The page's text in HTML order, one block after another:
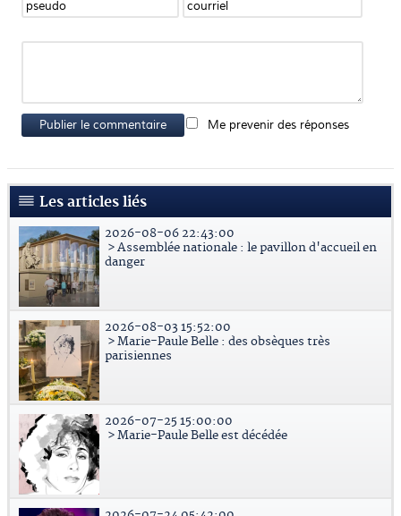
Publier le commentaire Me prevenir des réponses
Les articles liés
2026-08-06 22:43:00
> Assemblée nationale : le pavillon d'accueil en
danger
2026-08-03 15:52:00
> Marie-Paule Belle : des obsèques très
parisiennes
2026-07-25 15:00:00
> Marie-Paule Belle est décédée